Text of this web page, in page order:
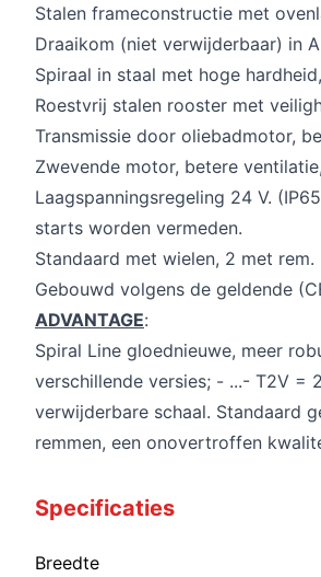
Stalen frameconstructie met
Draaikom (niet verwijderbaar) in
Spiraal in staal met hoge
Roestvrij stalen rooster met
Transmissie door oliebadmotor,
Zwevende motor, betere
Laagspanningsregeling 24 V.
starts worden vermeden.
Standaard met wielen, 2 met rem.
Gebouwd volgens de geldende
ADVANTAGE:
Spiral Line gloednieuwe, meer
verschillende versies; - ...- T2V =
verwijderbare schaal. Standaard
remmen, een onovertroffen
Specificaties
Breedte